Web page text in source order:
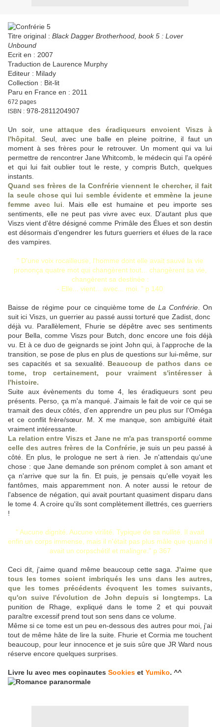
Titre original : Black Dagger Brotherhood, book 5 : Lover
Unbound
Ecrit en : 2007
Traduction de Laurence Murphy
Editeur : Milady
Collection : Bit-lit
Paru en France en : 2011
672 pages
ISBN : 978-2811204907
Un soir, une attaque des éradiqueurs envoient Viszs à
l'hôpital . Seul, avec une balle en pleine poitrine, il faut un
moment à ses frères pour le retrouver. Un moment qui va lui
permettre de rencontrer Jane Whitcomb, le médecin qui l'a opéré
et qui lui fait oublier tout le reste, y compris Butch, quelques
instants.
Quand ses frères de la Confrérie viennent le chercher, il fait
la seule chose qui lui semble évidente et emmène la jeune
femme avec lui . Mais elle est humaine et peu importe ses
sentiments, elle ne peut pas vivre avec eux. D'autant plus que
Viszs vient d'être désigné comme Primâle des Élues et son destin
est désormais d'engendrer les futurs guerriers et élues de la race
des vampires.
" D'une voix rocailleuse, l'homme dont elle avait sauvé la vie
prononça quatre mot qui changèrent tout... changèrent sa vie,
changèrent sa destinée :
- Elle... vient... avec... moi. " p 140
Baisse de régime pour ce cinquième tome deLa Confrérie . On
suit ici Viszs, un guerrier au passé aussi torturé que Zadist, donc
déjà vu. Parallèlement, Fhurie se dépêtre avec ses sentiments
pour Bella, comme Viszs pour Butch, donc encore une fois déjà
vu. Et à ce duo de geignards se joint John qui, à l'approche de la
transition, se pose de plus en plus de questions sur lui-même, sur
ses capacités et sa sexualité. Beaucoup de pathos dans ce
tome, trop certainement, pour vraiment s'intéresser à
l'histoire.
Suite aux évènements du tome 4, les éradiqueurs sont peu
présents. Perso, ça m'a manqué. J'aimais le fait de voir ce qui se
tramait des deux côtés, d'en apprendre un peu plus sur l'Oméga
et ce conflit frère/sœur. M. X me manque, son ambiguïté était
vraiment intéressante.
La relation entre Viszs et Jane ne m'a pas transporté comme
celle des autres frères de la Confrérie, je suis un peu passé à
côté. En plus, le prologue ne sert à rien. Je n'attendais qu'une
chose : que Jane demande son prénom complet à son amant et
ça n'arrive que sur la fin. Et puis, je pensais qu'elle voyait les
fantômes, mais apparemment non. A noter aussi le retour de
l'absence de négation, qui avait pourtant quasiment disparu dans
le tome 4. A croire qu'ils sont complètement illettrés, ces guerriers
!
" Aucune dignité. Aucune virilité. Typique de sa nullité. Il avait
enfin un corps immense, mais il n'était pas plus mâle que quand il
avait un corpschétif et malingre." p 367
Ceci dit, j'aime quand même beaucoup cette saga. J'aime que
tous les tomes soient imbriqués les uns dans les autres,
que les tomes précédents évoquent les tomes suivants,
qu'on suive l'évolution de John depuis si longtemps. La
punition de Rhage, expliqué dans le tome 2 et qui pouvait
paraître excessif prend tout son sens dans ce volume.
Même si ce tome est un peu en-dessous des autres pour moi, j'ai
tout de même hâte de lire la suite. Fhurie et Cormia me touchent
beaucoup, pour leur innocence et je suis sûre que JR Ward nous
réserve encore quelques surprises.
Livre lu avec mes copinautes Sookies et Yumiko. ^^